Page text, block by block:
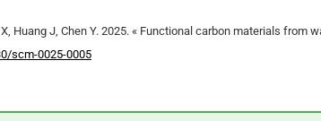
Huang J, Chen Y. 2025. « Functional carbon materials from
scm-0025-0005